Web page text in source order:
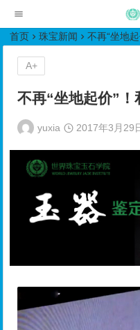
首页 珠宝新闻 不再“坐地
不再“坐地起价”
yuxia 2017年3月29
A+